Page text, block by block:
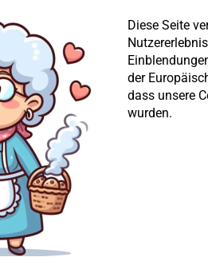
Diese Seite
der
dass unsere
wurden.
befassen wir uns mit dem
, Winter- und Kommunalgeräten.
25 03
18, 6176 Völs